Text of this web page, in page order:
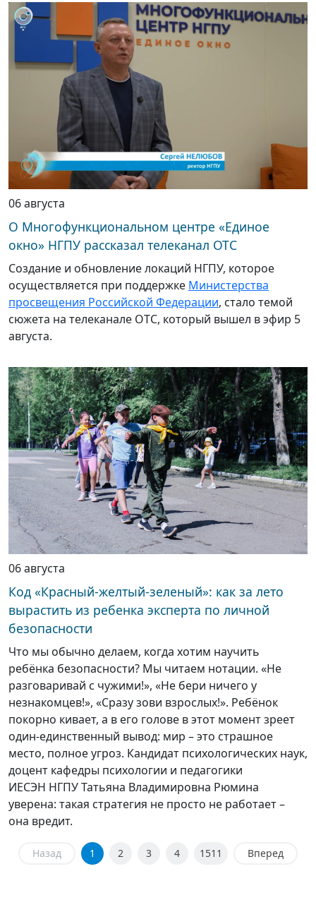
06 августа
О Многофункциональном центре «Единое
окно» НГПУ рассказал телеканал ОТС
Создание и обновление локаций НГПУ, которое
осуществляется при поддержке Министерства
просвещения Российской Федерации, стало темой
сюжета на телеканале ОТС, который вышел в эфир 5
августа.
06 августа
Код «Красный-желтый-зеленый»: как за лето
вырастить из ребенка эксперта по личной
безопасности
Что мы обычно делаем, когда хотим научить
ребёнка безопасности? Мы читаем нотации. «Не
разговаривай с чужими!», «Не бери ничего у
незнакомцев!», «Сразу зови взрослых!». Ребёнок
покорно кивает, а в его голове в этот момент зреет
один-единственный вывод: мир – это страшное
место, полное угроз. Кандидат психологических наук,
доцент кафедры психологии и педагогики
ИЕСЭН НГПУ Татьяна Владимировна Рюмина
уверена: такая стратегия не просто не работает –
она вредит.
Назад 1 2 3 4 1511 Вперед